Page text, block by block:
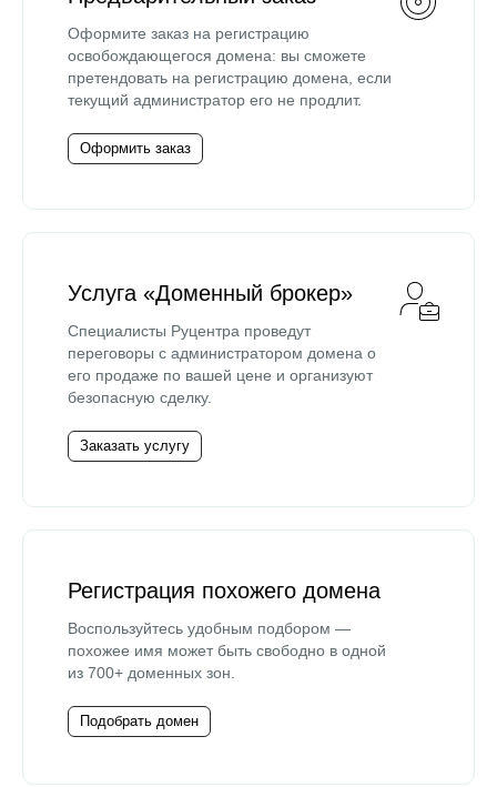
Оформите заказ на регистрацию
освобождающегося домена: вы сможете
претендовать на регистрацию домена, если
текущий администратор его не продлит.
Оформить заказ
Услуга «Доменный брокер»
Специалисты Руцентра проведут
переговоры с администратором домена о
его продаже по вашей цене и организуют
безопасную сделку.
Заказать услугу
Регистрация похожего домена
Воспользуйтесь удобным подбором —
похожее имя может быть свободно в одной
из 700+ доменных зон.
Подобрать домен